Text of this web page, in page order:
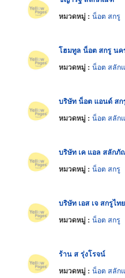
หมวดหมู่ : น็อต สกรู
โฮมทูล น็อต สกรู นค
หมวดหมู่ : น็อต สลัก
บริษัท น็อต แอนด์ สก
หมวดหมู่ : น็อต สลัก
บริษัท เค แอล สลัก
หมวดหมู่ : น็อต สกรู
บริษัท เอส เจ สกรูไท
หมวดหมู่ : น็อต สกรู
ร้าน ส รุ่งโรจน์
หมวดหมู่ : น็อต สลัก